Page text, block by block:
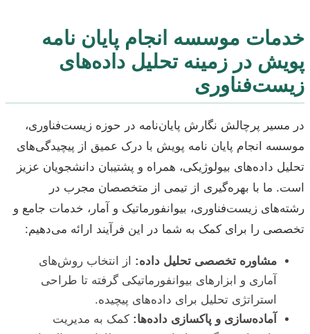
خدمات موسسه انجام پایان نامه
پویش در زمینه تحلیل داده‌های
زیست‌فناوری
در مسیر پرچالش نگارش پایان‌نامه در حوزه زیست‌فناوری،
موسسه انجام پایان نامه پویش با درک عمیق از پیچیدگی‌های
تحلیل داده‌های بیولوژیکی، همراه و پشتیبان دانشجویان عزیز
است. ما با بهره‌گیری از تیمی از متخصصان مجرب در
رشته‌های زیست‌فناوری، بیوانفورماتیک و آمار، خدمات جامع و
تخصصی را برای کمک به شما در این فرآیند ارائه می‌دهیم:
مشاوره تخصصی تحلیل داده: از انتخاب روش‌های
آماری و ابزارهای بیوانفورماتیکی گرفته تا طراحی
استراتژی تحلیل برای داده‌های پیچیده.
آماده‌سازی و پاکسازی داده‌ها: کمک به مدیریت